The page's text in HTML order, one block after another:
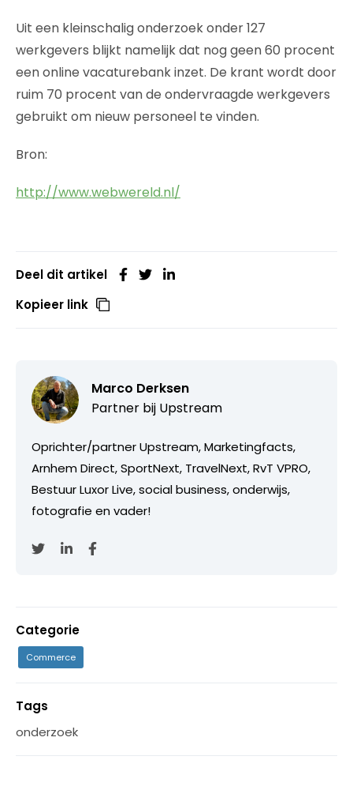
Uit een kleinschalig onderzoek onder 127
werkgevers blijkt namelijk dat nog geen 60 procent
een online vacaturebank inzet. De krant wordt door
ruim 70 procent van de ondervraagde werkgevers
gebruikt om nieuw personeel te vinden.
Bron:
http://www.webwereld.nl/
Deel dit artikel
Kopieer link
Marco Derksen
Partner bij Upstream
Oprichter/partner Upstream, Marketingfacts,
Arnhem Direct, SportNext, TravelNext, RvT VPRO,
Bestuur Luxor Live, social business, onderwijs,
fotografie en vader!
Categorie
Commerce
Tags
onderzoek